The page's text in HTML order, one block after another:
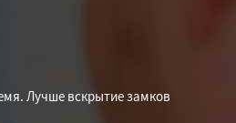
Лучше вскрытие замков